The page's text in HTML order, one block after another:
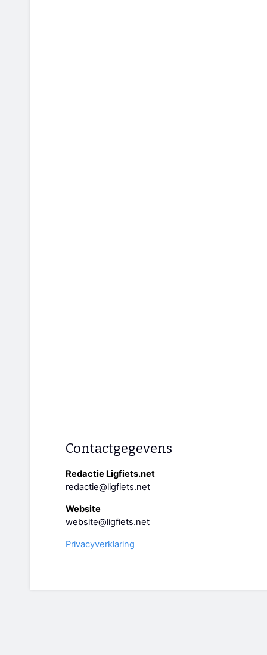
Contactgegevens
Redactie Ligfiets.net
redactie@ligfiets.net
Website
website@ligfiets.net
Privacyverklaring